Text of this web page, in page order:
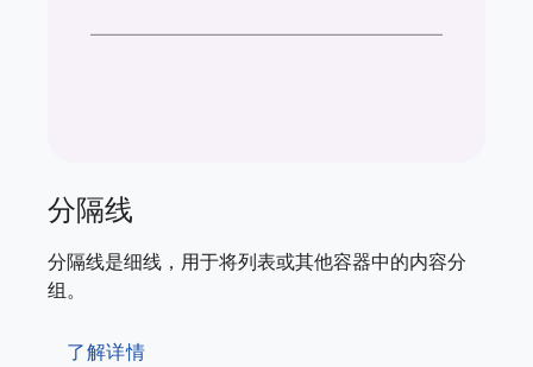
分隔线
分隔线是细线，用于将列表或其他容器中的内容分
组。
了解详情